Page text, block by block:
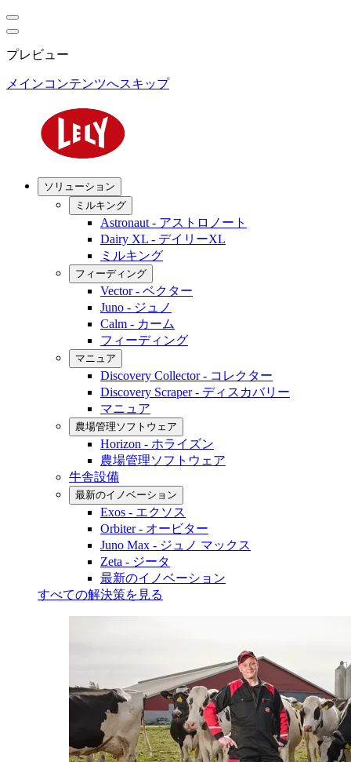
プレビュー
メインコンテンツへスキップ
ソリューション
ミルキング
Astronaut - アストロノート
Dairy XL - デイリーXL
ミルキング
フィーディング
Vector - ベクター
Juno - ジュノ
Calm - カーム
フィーディング
マニュア
Discovery Collector - コレクター
Discovery Scraper - ディスカバリー
マニュア
農場管理ソフトウェア
Horizon - ホライズン
農場管理ソフトウェア
牛舎設備
最新のイノベーション
Exos - エクソス
Orbiter - オービター
Juno Max - ジュノ マックス
Zeta - ジータ
最新のイノベーション
すべての解決策を見る